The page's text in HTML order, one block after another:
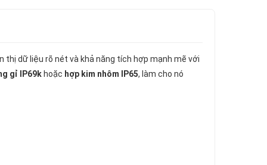
thị dữ liệu rõ nét và khả năng tích hợp mạnh mẽ với
gỉ IP69k hoặc hợp kim nhôm IP65, làm cho nó